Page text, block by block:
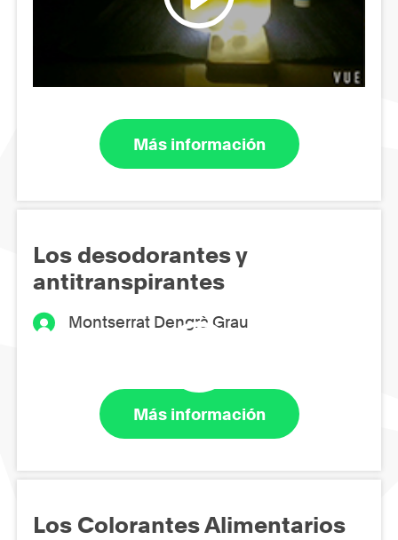
Más información
Los desodorantes y
antitranspirantes
Montserrat Dengrà Grau
Más información
Los Colorantes Alimentarios